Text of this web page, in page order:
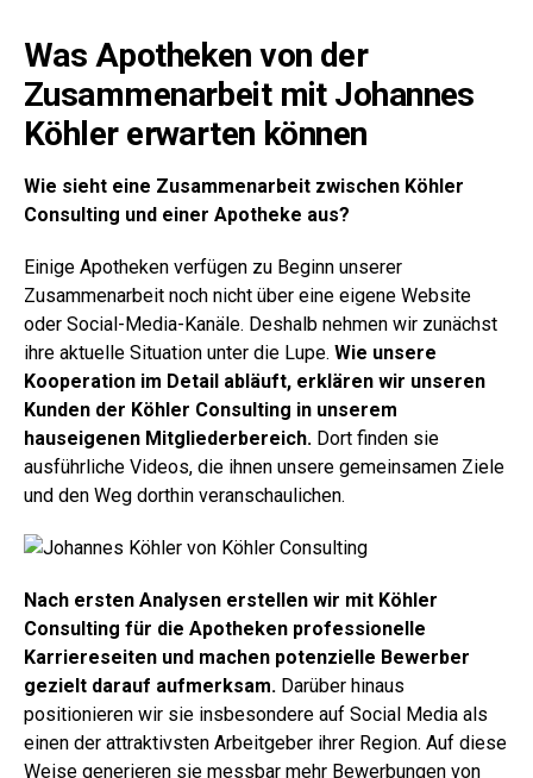
Was Apotheken von der
Zusammenarbeit mit Johannes
Köhler erwarten können
Wie sieht eine Zusammenarbeit zwischen Köhler
Consulting und einer Apotheke aus?
Einige Apotheken verfügen zu Beginn unserer
Zusammenarbeit noch nicht über eine eigene Website
oder Social-Media-Kanäle. Deshalb nehmen wir zunächst
ihre aktuelle Situation unter die Lupe. Wie unsere
Kooperation im Detail abläuft, erklären wir unseren
Kunden der Köhler Consulting in unserem
hauseigenen Mitgliederbereich. Dort finden sie
ausführliche Videos, die ihnen unsere gemeinsamen Ziele
und den Weg dorthin veranschaulichen.
Nach ersten Analysen erstellen wir mit Köhler
Consulting für die Apotheken professionelle
Karriereseiten und machen potenzielle Bewerber
gezielt darauf aufmerksam. Darüber hinaus
positionieren wir sie insbesondere auf Social Media als
einen der attraktivsten Arbeitgeber ihrer Region. Auf diese
Weise generieren sie messbar mehr Bewerbungen von